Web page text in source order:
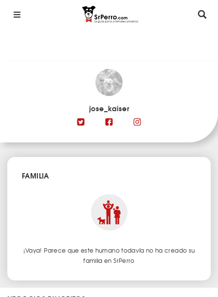
jose_kaiser
FAMILIA
¡Vaya! Parece que este humano todavía no ha creado su
familia en SrPerro